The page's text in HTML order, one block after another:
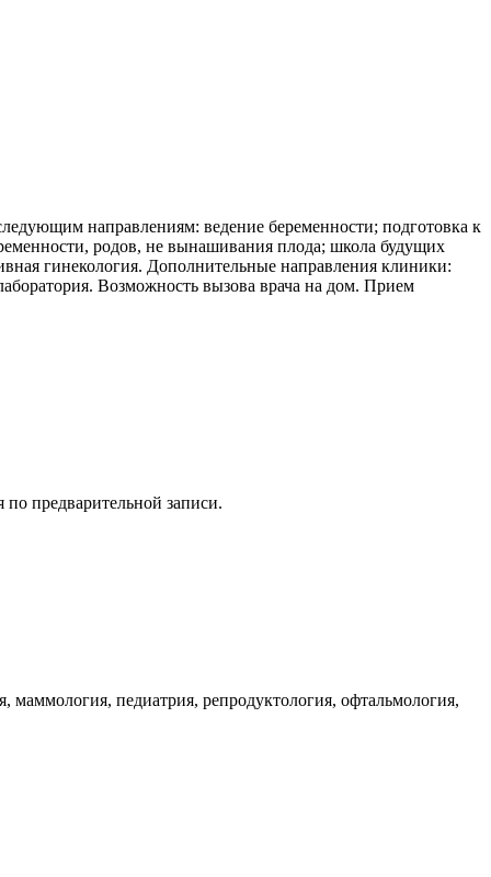
направлениям: ведение беременности; подготовка к
родов, не вынашивания плода; школа будущих
гинекология. Дополнительные направления клиники:
Возможность вызова врача на дом. Прием
предварительной записи.
маммология, педиатрия, репродуктология, офтальмология,